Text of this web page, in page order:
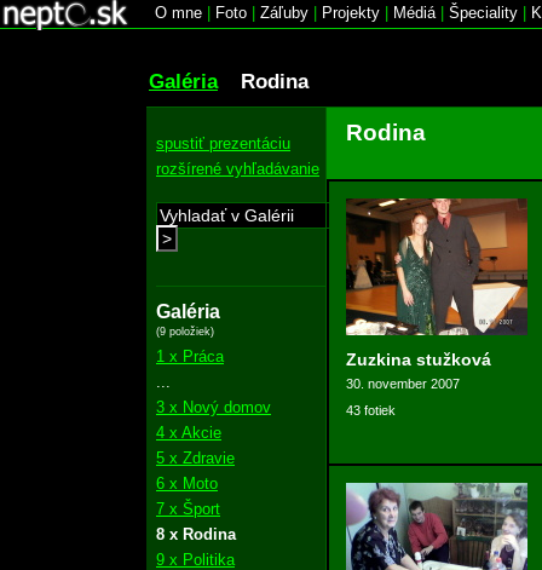
O mne Foto Záľuby Projekty Médiá| Špeciality
Galéria Rodina
spustiť prezentáciu
rozšírené vyhľadávanie
>
Galéria
(9 položiek)
1 x Práca
3 x Nový domov
4 x Akcie
5 x Zdravie
6 x Moto
7 x Šport
8 x Rodina
9 x Politika
Rodina
Zuzkina stužková
30. november 2007
43 fotiek